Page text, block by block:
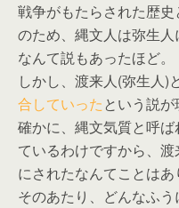
戦争がもたらされた歴
のため、縄文人は弥生人
なんて説もあったほど。
しかし、渡来人(弥生人)
合していったという説が
確かに、縄文気質と呼
ているわけですから、
にされたなんてことはあ
そのあたり、どんなふ